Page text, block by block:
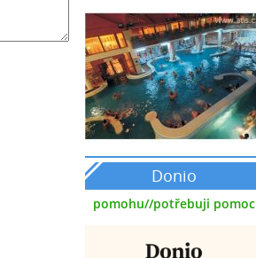
Donio
pomohu//potřebuji pomoc